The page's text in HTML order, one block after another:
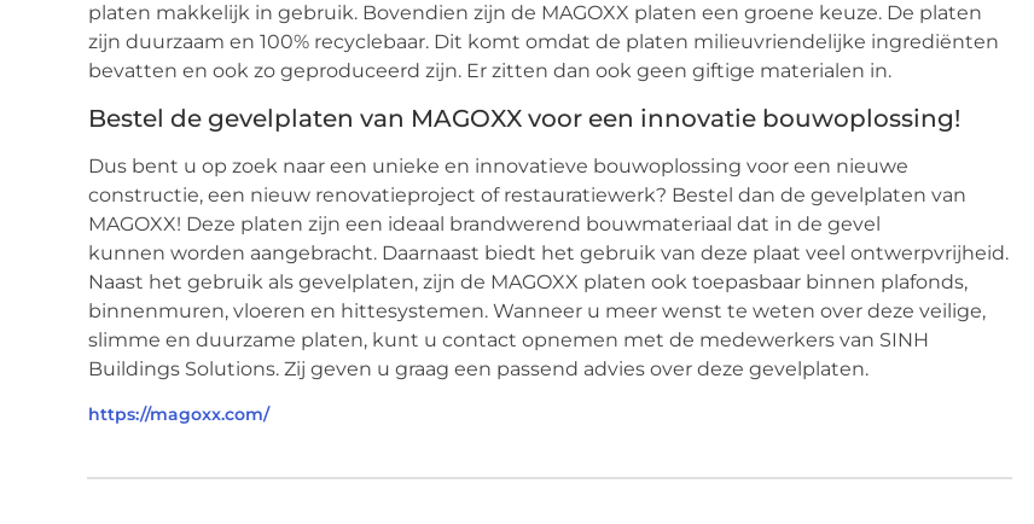
platen makkelijk in gebruik. Bovendien zijn de MAGOXX platen een groene keuze. De platen
zijn duurzaam en 100% recyclebaar. Dit komt omdat de platen milieuvriendelijke ingrediënten
bevatten en ook zo geproduceerd zijn. Er zitten dan ook geen giftige materialen in.
Bestel de gevelplaten van MAGOXX voor een innovatie bouwoplossing!
Dus bent u op zoek naar een unieke en innovatieve bouwoplossing voor een nieuwe
constructie, een nieuw renovatieproject of restauratiewerk? Bestel dan de gevelplaten van
MAGOXX! Deze platen zijn een ideaal brandwerend bouwmateriaal dat in de gevel
kunnen worden aangebracht. Daarnaast biedt het gebruik van deze plaat veel ontwerpvrijheid.
Naast het gebruik als gevelplaten, zijn de MAGOXX platen ook toepasbaar binnen plafonds,
binnenmuren, vloeren en hittesystemen. Wanneer u meer wenst te weten over deze veilige,
slimme en duurzame platen, kunt u contact opnemen met de medewerkers van SINH
Buildings Solutions. Zij geven u graag een passend advies over deze gevelplaten.
https://magoxx.com/